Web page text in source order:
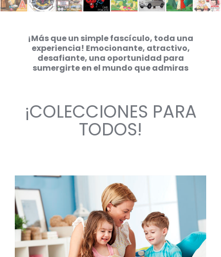
¡Más que un simple fascículo, toda una
experiencia! Emocionante, atractivo,
desafiante, una oportunidad para
sumergirte en el mundo que admiras
¡COLECCIONES PARA
TODOS!